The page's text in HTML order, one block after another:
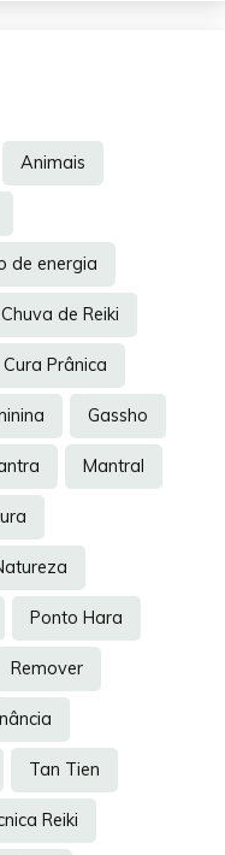
Animais
de energia
Chuva de Reiki
Cura Prânica
Gassho
Mantral
Ponto Hara
Remover
Tan Tien
Reiki